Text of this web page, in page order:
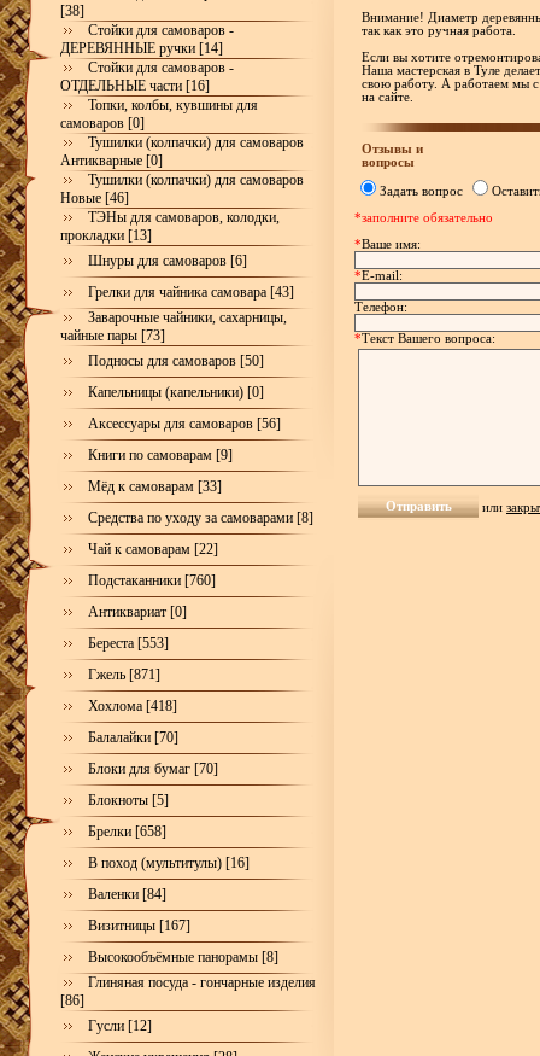
[38]
Стойки для самоваров -
ДЕРЕВЯННЫЕ ручки [14]
Стойки для самоваров -
ОТДЕЛЬНЫЕ части [16]
Топки, колбы, кувшины для
самоваров [0]
Тушилки (колпачки) для самоваров
Антикварные [0]
Тушилки (колпачки) для самоваров
Новые [46]
ТЭНы для самоваров, колодки,
прокладки [13]
Шнуры для самоваров [6]
Грелки для чайника самовара [43]
Заварочные чайники, сахарницы,
чайные пары [73]
Подносы для самоваров [50]
Капельницы (капельники) [0]
Аксессуары для самоваров [56]
Книги по самоварам [9]
Мёд к самоварам [33]
Средства по уходу за самоварами [8]
Чай к самоварам [22]
Подстаканники [760]
Антиквариат [0]
Береста [553]
Гжель [871]
Хохлома [418]
Балалайки [70]
Блоки для бумаг [70]
Блокноты [5]
Брелки [658]
В поход (мультитулы) [16]
Валенки [84]
Визитницы [167]
Высокообъёмные панорамы [8]
Глиняная посуда - гончарные изделия
[86]
Гусли [12]
Внимание! Диаметр
так как это ручная работа.
Если вы хотите
Наша мастерская в Туле
свою работу. А работаем мы
на сайте.
Отзывы и
вопросы
Задать вопрос
*заполните обязательно
*Ваше имя:
*E-mail:
Телефон:
*Текст Вашего вопроса:
или